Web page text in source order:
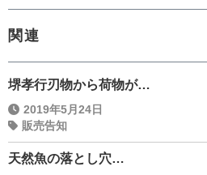
関連
堺孝行刃物から荷物が…
2019年5月24日
販売告知
天然魚の落とし穴…